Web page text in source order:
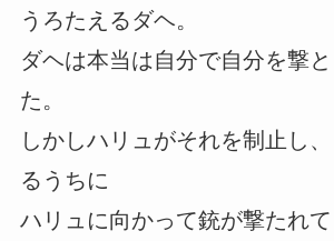
うろたえるダヘ。
ダヘは本当は自分で自分を撃
た。
しかしハリュがそれを制止し
るうちに
ハリュに向かって銃が撃たれ